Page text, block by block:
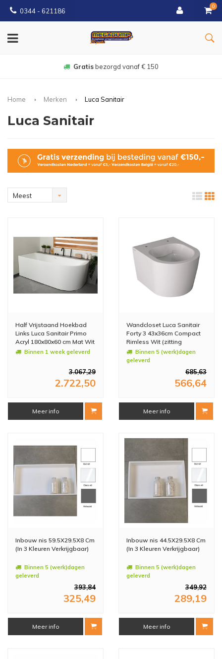
0344 - 621186
0
Gratisbezorgd vanaf € 150
Home Merken Luca Sanitair
Luca Sanitair
Meest
Half Vrijstaand Hoekbad
Links Luca Sanitair Primo
Acryl 180x80x60 cm Mat Wit
(inclusief afvoer en sifon)
Binnen 1 week geleverd
3.067,29
2.722,50
Meer info
Wandcloset Luca Sanitair
Forty 3 43x36cm Compact
Rimless Wit (zitting
optioneel)
Binnen 5 (werk)dagen
geleverd
685,63
566,64
Meer info
Inbouw nis 59.5X29.5X8 Cm
(In 3 Kleuren Verkrijgbaar)
Binnen 5 (werk)dagen
geleverd
393,84
325,49
Meer info
Inbouw nis 44.5X29.5X8 Cm
(In 3 Kleuren Verkrijgbaar)
Binnen 5 (werk)dagen
geleverd
349,92
289,19
Meer info